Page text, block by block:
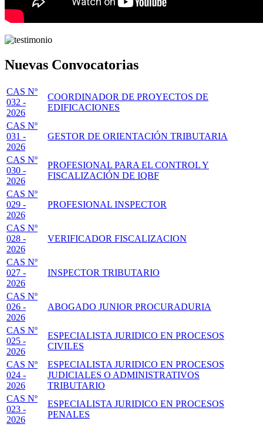
Nuevas Convocatorias
CAS Nº
032 -
2026
COORDINADOR DE PROYECTOS DE
EDIFICACIONES
CAS Nº
031 -
2026
GESTOR DE ORIENTACIÓN TRIBUTARIA
CAS Nº
030 -
2026
PROFESIONAL PARA EL CONTROL Y
FISCALIZACIÓN DE IQBF
CAS Nº
029 -
2026
PROFESIONAL INSPECTOR
CAS Nº
028 -
2026
VERIFICADOR FISCALIZACION
CAS Nº
027 -
2026
INSPECTOR TRIBUTARIO
CAS Nº
026 -
2026
ABOGADO JUNIOR PROCURADURIA
CAS Nº
025 -
2026
ESPECIALISTA JURIDICO EN PROCESOS
CIVILES
CAS Nº
024 -
2026
ESPECIALISTA JURIDICO EN PROCESOS
JUDICIALES O ADMINISTRATIVOS
TRIBUTARIO
CAS Nº
023 -
2026
ESPECIALISTA JURIDICO EN PROCESOS
PENALES